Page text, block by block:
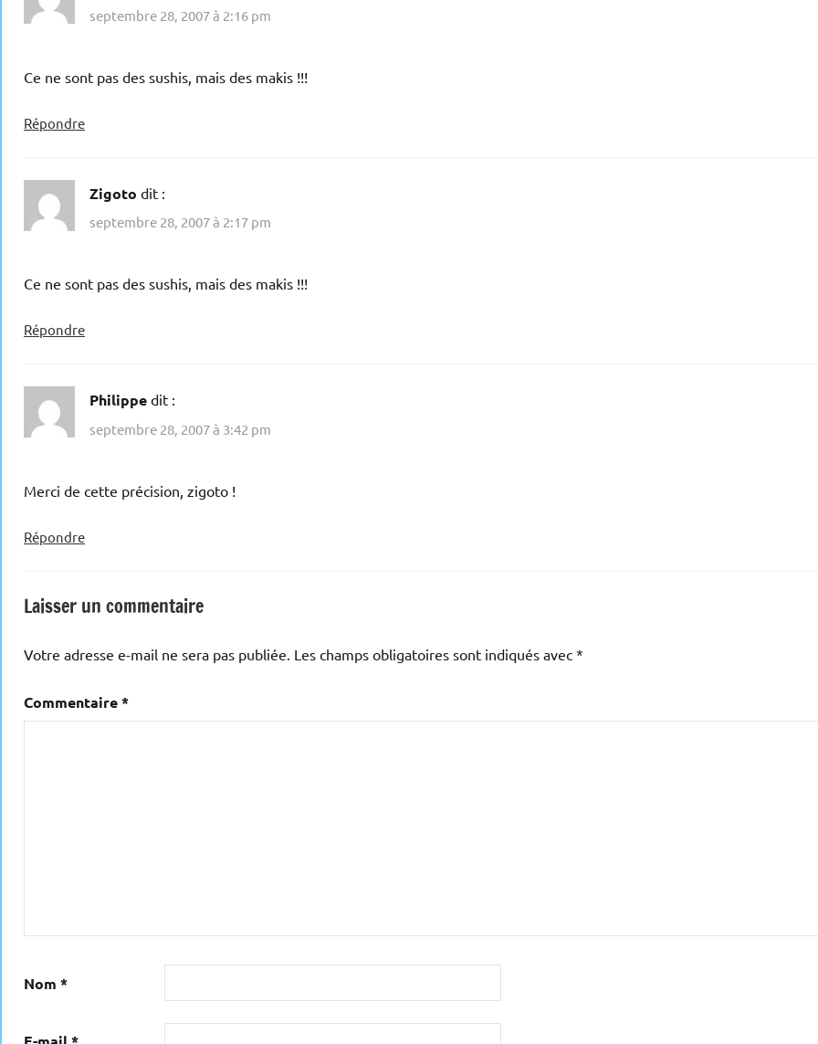
septembre 28, 2007 à 2:16 pm
Ce ne sont pas des sushis, mais des makis !!!
Répondre
Zigoto dit :
septembre 28, 2007 à 2:17 pm
Ce ne sont pas des sushis, mais des makis !!!
Répondre
Philippe dit :
septembre 28, 2007 à 3:42 pm
Merci de cette précision, zigoto !
Répondre
Laisser un commentaire
Votre adresse e-mail ne sera pas publiée. Les champs obligatoires sont indiqués avec *
Commentaire*
Nom *